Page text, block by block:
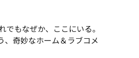
もなぜか、ここにいる。
、奇妙なホーム＆ラブコメ